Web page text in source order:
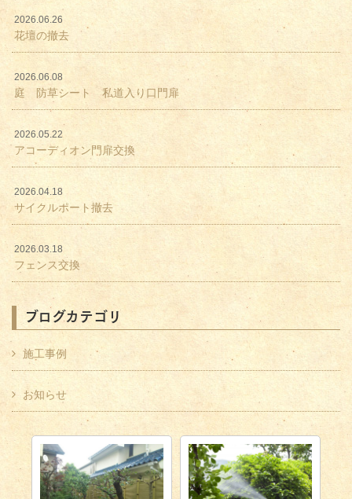
2026.06.26
花壇の撤去
2026.06.08
庭 防草シート 私道入り口門扉
2026.05.22
アコーディオン門扉交換
2026.04.18
サイクルポート撤去
2026.03.18
フェンス交換
ブログカテゴリ
施工事例
お知らせ